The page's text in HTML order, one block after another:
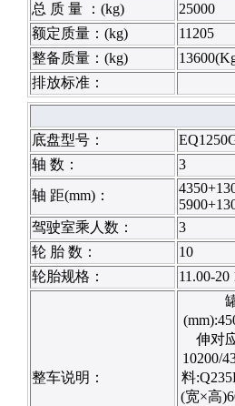
总 质 量 ：(kg)
25000
额定质量：(kg)
11205
整备质量：(kg)
排放标准：
底盘型号：
轴 数：
3
轴 距(mm)：
驾驶室乘人数： 3
轮 胎 数：
10
轮胎规格：
11.00-20
整车说明：
伸对
10200/
料
(宽×高